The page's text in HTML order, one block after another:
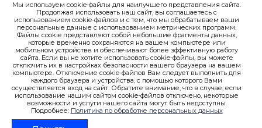
Мы используем cookie-файлы для наилучшего представления сайта.
Продолжая использовать наш сайт, вы соглашаетесь с
использованием cookie-файлов и с тем, что мы обрабатываем ваши
персональные данные с использованием метрических программ.
Файлы cookie представляют собой небольшие фрагменты данных,
которые временно сохраняются на вашем компьютере или
мобильном устройстве и обеспечивают более эффективную работу
сайта. Если вы не хотите использовать cookie-файлы, вы можете
отключить их в настройках безопасности вашего браузера на вашем
компьютере. Отключение cookie-файлов Вам следует выполнить для
каждого браузера и устройства, с помощью которого Вами
осуществляется вход на сайт. Обратите внимание, что в случае, если
использование нашим сайтом cookie-файлов отключено, некоторые
возможности и услуги нашего сайта могут быть недоступны.
Подробнее: Политика по обработке персональных данных
ВЕРСИЯ ДЛЯ ПЕЧАТИ
ПОЛИТИКА КОНФИДЕНЦИАЛЬНОСТИ
© 2007-2026. , ГБОУ СО «Гимназия № 1 (Базовая школа
РАН)»
Создание сайта